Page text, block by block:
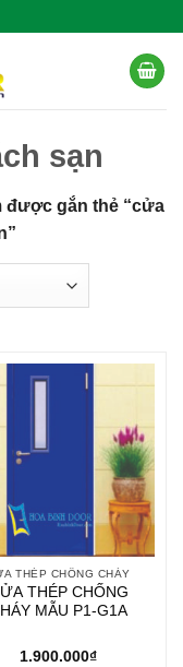
sạn
được gắn thẻ “cửa
THÉP CHỐNG CHÁY
THÉP CHỐNG
MẪU P1-G1A
1.900.000₫